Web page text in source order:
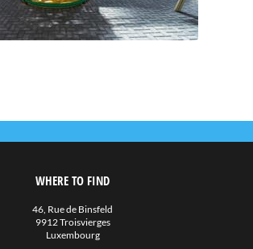
WHERE TO FIND
46, Rue de Binsfeld
9912 Troisvierges
Luxembourg